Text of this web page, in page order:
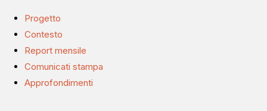
Progetto
Contesto
Report mensile
Comunicati stampa
Approfondimenti